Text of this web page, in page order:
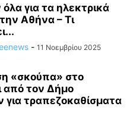
για τα ηλεκτρικά
Αθήνα – Τι
- 11 Νοεμβρίου 2025
«σκούπα» στο
από τον Δήμο
τραπεζοκαθίσματα